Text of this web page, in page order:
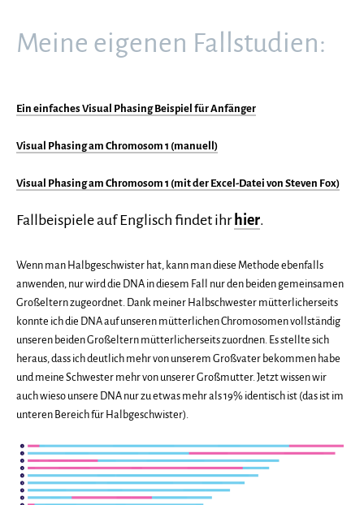
Meine eigenen Fallstudien:
Ein einfaches Visual PhasingBeispiel für Anfänger
Visual Phasing am Chromosom 1 (manuell)
Visual Phasing am Chromosom 1 (mit der Excel-Datei von Steven Fox)
Fallbeispiele auf Englisch findet ihrhier.
Wenn man Halbgeschwister hat, kann man diese Methode ebenfalls
anwenden, nur wird die DNA in diesem Fall nur den beiden gemeinsamen
Großeltern zugeordnet. Dank meiner Halbschwester mütterlicherseits
konnte ich die DNA auf unseren mütterlichen Chromosomen vollständig
unseren beiden Großeltern mütterlicherseits zuordnen. Es stellte sich
heraus, dass ich deutlich mehr von unserem Großvater bekommen habe
und meine Schwester mehr von unserer Großmutter. Jetzt wissen wir
auch wieso unsere DNA nur zu etwas mehr als 19% identisch ist (das ist im
unteren Bereich für Halbgeschwister).